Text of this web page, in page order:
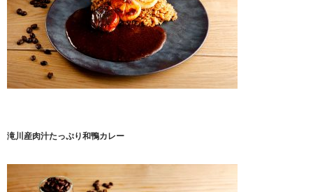
滝川産肉汁たっぷり和鴨カレー